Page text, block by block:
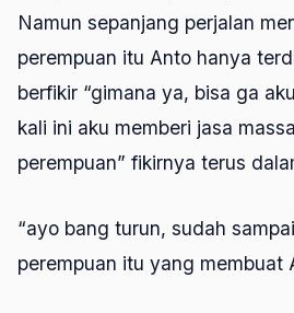
Namun sepanjang perjalan
perempuan itu Anto hanya
berfikir “gimana ya, bisa ga
kali ini aku memberi jasa
perempuan” fikirnya terus
“ayo bang turun, sudah
perempuan itu yang membuat